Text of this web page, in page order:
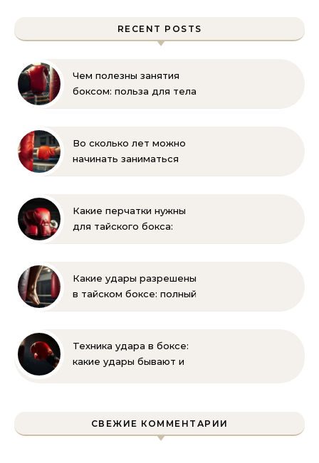
RECENT POSTS
Чем полезны занятия
боксом: польза для тела
Во сколько лет можно
начинать заниматься
советы тренеров
Какие перчатки нужны
для тайского бокса:
экипировки
Какие удары разрешены
в тайском боксе: полный
Техника удара в боксе:
какие удары бывают и
СВЕЖИЕ КОММЕНТАРИИ